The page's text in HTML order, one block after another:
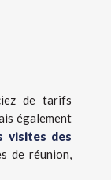
de tarifs
également
visites des
de réunion,